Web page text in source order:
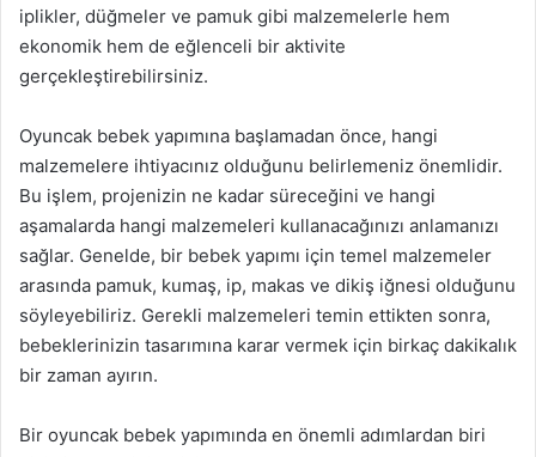
iplikler, düğmeler ve pamuk gibi malzemelerle hem
ekonomik hem de eğlenceli bir aktivite
gerçekleştirebilirsiniz.
Oyuncak bebek yapımına başlamadan önce, hangi
malzemelere ihtiyacınız olduğunu belirlemeniz önemlidir.
Bu işlem, projenizin ne kadar süreceğini ve hangi
aşamalarda hangi malzemeleri kullanacağınızı anlamanızı
sağlar. Genelde, bir bebek yapımı için temel malzemeler
arasında pamuk, kumaş, ip, makas ve dikiş iğnesi olduğunu
söyleyebiliriz. Gerekli malzemeleri temin ettikten sonra,
bebeklerinizin tasarımına karar vermek için birkaç dakikalık
bir zaman ayırın.
Bir oyuncak bebek yapımında en önemli adımlardan biri